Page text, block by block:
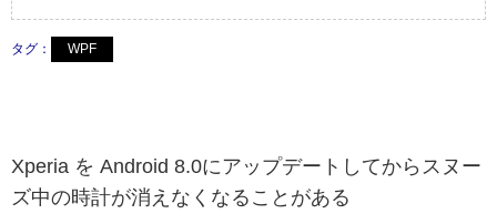
タグ： WPF
Xperia を Android 8.0にアップデートしてからスヌー
ズ中の時計が消えなくなることがある